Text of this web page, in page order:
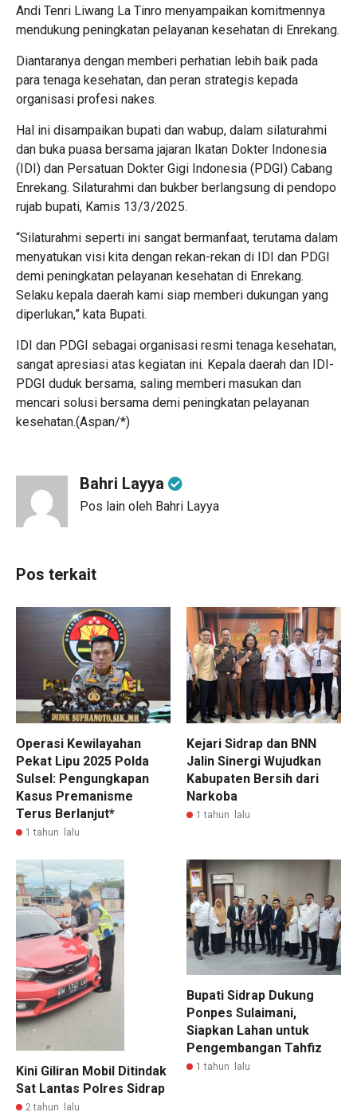
Andi Tenri Liwang La Tinro menyampaikan komitmennya
mendukung peningkatan pelayanan kesehatan di Enrekang.
Diantaranya dengan memberi perhatian lebih baik pada
para tenaga kesehatan, dan peran strategis kepada
organisasi profesi nakes.
Hal ini disampaikan bupati dan wabup, dalam silaturahmi
dan buka puasa bersama jajaran Ikatan Dokter Indonesia
(IDI) dan Persatuan Dokter Gigi Indonesia (PDGI) Cabang
Enrekang. Silaturahmi dan bukber berlangsung di pendopo
rujab bupati, Kamis 13/3/2025.
“Silaturahmi seperti ini sangat bermanfaat, terutama dalam
menyatukan visi kita dengan rekan-rekan di IDI dan PDGI
demi peningkatan pelayanan kesehatan di Enrekang.
Selaku kepala daerah kami siap memberi dukungan yang
diperlukan,” kata Bupati.
IDI dan PDGI sebagai organisasi resmi tenaga kesehatan,
sangat apresiasi atas kegiatan ini. Kepala daerah dan IDI-
PDGI duduk bersama, saling memberi masukan dan
mencari solusi bersama demi peningkatan pelayanan
kesehatan.(Aspan/*)
Bahri Layya
Pos lain oleh Bahri Layya
Pos terkait
Operasi Kewilayahan
Pekat Lipu 2025 Polda
Sulsel: Pengungkapan
Kasus Premanisme
Terus Berlanjut*
1 tahun lalu
Kejari Sidrap dan BNN
Jalin Sinergi Wujudkan
Kabupaten Bersih dari
Narkoba
1 tahun lalu
Kini Giliran Mobil Ditindak
Sat Lantas Polres Sidrap
2 tahun lalu
Bupati Sidrap Dukung
Ponpes Sulaimani,
Siapkan Lahan untuk
Pengembangan Tahfiz
1 tahun lalu